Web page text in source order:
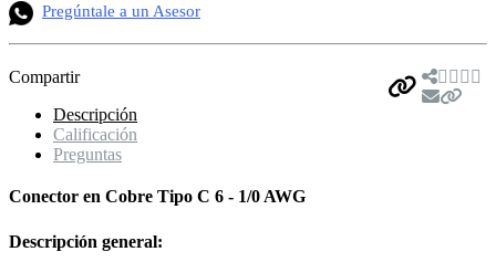
Pregúntale a un Asesor
Compartir
Descripción
Calificación
Preguntas
Conector en Cobre Tipo C 6 - 1/0 AWG
Descripción general: